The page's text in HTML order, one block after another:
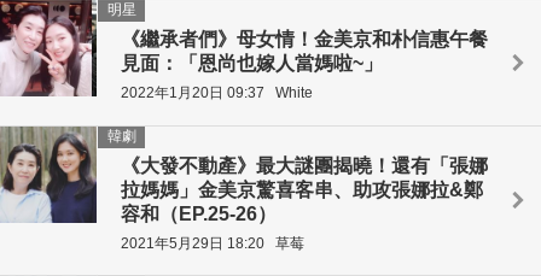
《繼承者們》母女情！金美京和朴信惠午餐
見面：「恩尚也嫁人當媽啦~」
明星
2022年1月20日 09:37 White
《大發不動產》最大謎團揭曉！還有「張娜
拉媽媽」金美京驚喜客串、助攻張娜拉&鄭
容和（EP.25-26）
韓劇
2021年5月29日 18:20 草莓